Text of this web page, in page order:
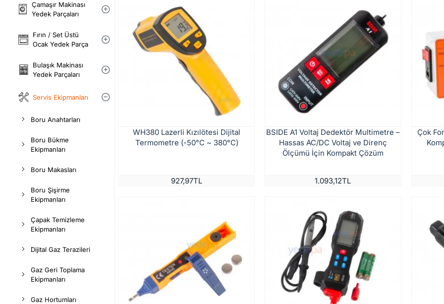
Çamaşır Makinası
Yedek Parçaları
Fırın / Set Üstü
Ocak Yedek Parça
Bulaşık Makinası
Yedek Parçaları
Servis Ekipmanları
Boru Anahtarları
Boru Bükme
Ekipmanları
Boru Makasları
Boru Şişirme
Ekipmanları
Çapak Temizleme
Ekipmanları
Dijital Gaz Terazileri
Gaz Geri Toplama
Ekipmanları
Gaz Hortumları
yeni
WH380 Lazerli Kızılötesi Dijital
Termometre (-50°C ~ 380°C)
927,97TL
BSIDE A1 Voltaj Dedektör Multimetre –
Hassas AC/DC Voltaj ve Direnç
Ölçümü İçin Kompakt Çözüm
1.093,12TL
Çok